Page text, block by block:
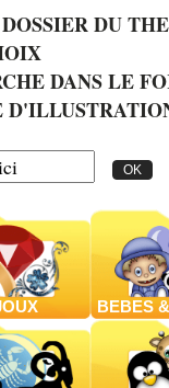
DU
DANS LE
BEBES